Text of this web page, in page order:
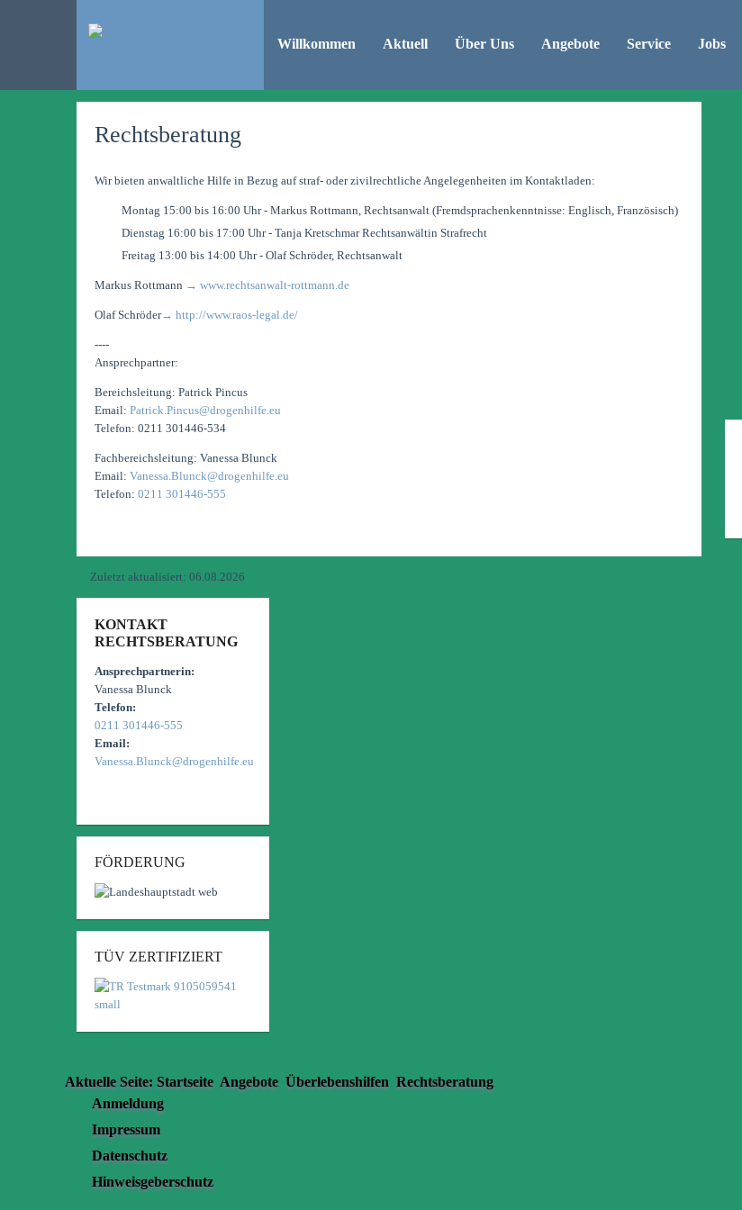
Willkommen Aktuell Über Uns Angebote Service Jobs
Rechtsberatung
Wir bieten anwaltliche Hilfe in Bezug auf straf- oder zivilrechtliche Angelegenheiten im Kontaktladen:
Montag 15:00 bis 16:00 Uhr - Markus Rottmann, Rechtsanwalt (Fremdsprachenkenntnisse: Englisch, Französisch)
Dienstag 16:00 bis 17:00 Uhr - Tanja Kretschmar Rechtsanwältin Strafrecht
Freitag 13:00 bis 14:00 Uhr - Olaf Schröder, Rechtsanwalt
Markus Rottmann → www.rechtsanwalt-rottmann.de
Olaf Schröder→ http://www.raos-legal.de/
----
Ansprechpartner:
Bereichsleitung: Patrick Pincus
Email: Patrick.Pincus@drogenhilfe.eu
Telefon: 0211 301446-534
Fachbereichsleitung: Vanessa Blunck
Email: Vanessa.Blunck@drogenhilfe.eu
Telefon: 0211 301446-555
Zuletzt aktualisiert: 06.08.2026
KONTAKT
RECHTSBERATUNG
Ansprechpartnerin:
Vanessa Blunck
Telefon:
0211 301446-555
Email:
Vanessa.Blunck@drogenhilfe.eu
FÖRDERUNG
TÜV ZERTIFIZIERT
Aktuelle Seite: Startseite Angebote Überlebenshilfen Rechtsberatung
Anmeldung
Impressum
Datenschutz
Hinweisgeberschutz